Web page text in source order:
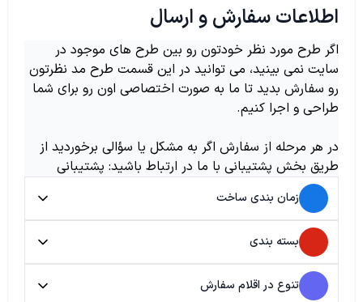
اطلاعات سفارش و ارسال
اگر طرح مورد نظر خودتون رو بین طرح های موجود در
سایت نمی بینید، می توانید در این قسمت طرح مد نظرتون
رو سفارش بدید تا ما به صورت اختصاصی اون رو برای شما
طراحی و اجرا کنیم.
در هر مرحله از سفارش اگر به مشکل یا سؤالی برخوردید از
طریق بخش پشتیبانی با ما در ارتباط باشید: پشتیبانی
زمان بندی ساخت
بسته بندی
تنوع در اقلام سفارش